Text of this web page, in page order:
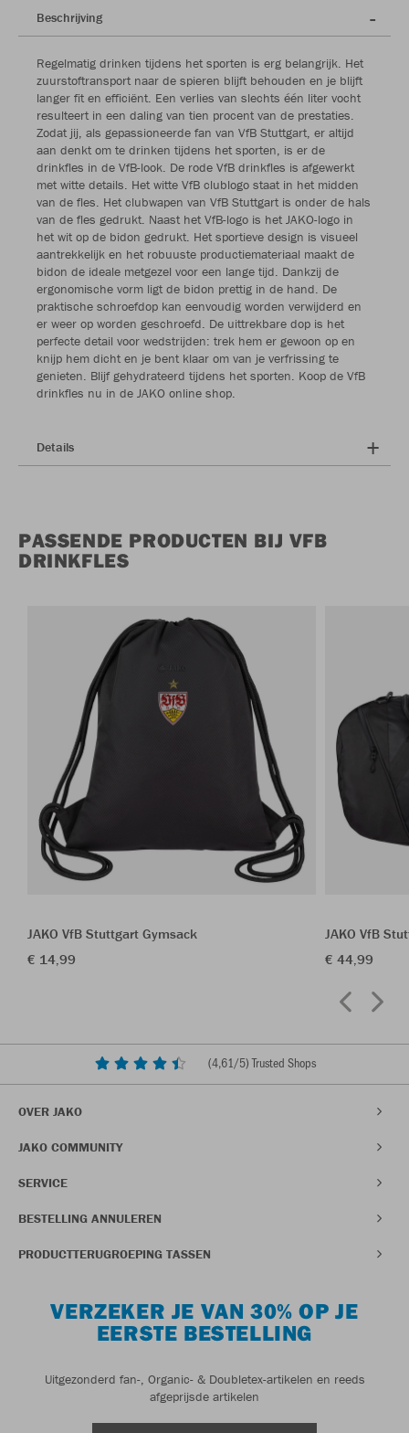
Beschrijving
Regelmatig drinken tijdens het sporten is erg belangrijk. Het
zuurstoftransport naar de spieren blijft behouden en je blijft
langer fit en efficiënt. Een verlies van slechts één liter vocht
resulteert in een daling van tien procent van de prestaties.
Zodat jij, als gepassioneerde fan van VfB Stuttgart, er altijd
aan denkt om te drinken tijdens het sporten, is er de
drinkfles in de VfB-look. De rode VfB drinkfles is afgewerkt
met witte details. Het witte VfB clublogo staat in het midden
van de fles. Het clubwapen van VfB Stuttgart is onder de hals
van de fles gedrukt. Naast het VfB-logo is het JAKO-logo in
het wit op de bidon gedrukt. Het sportieve design is visueel
aantrekkelijk en het robuuste productiemateriaal maakt de
bidon de ideale metgezel voor een lange tijd. Dankzij de
ergonomische vorm ligt de bidon prettig in de hand. De
praktische schroefdop kan eenvoudig worden verwijderd en
er weer op worden geschroefd. De uittrekbare dop is het
perfecte detail voor wedstrijden: trek hem er gewoon op en
knijp hem dicht en je bent klaar om van je verfrissing te
genieten. Blijf gehydrateerd tijdens het sporten. Koop de VfB
drinkfles nu in de JAKO online shop.
Details
PASSENDE PRODUCTEN BIJ VFB
DRINKFLES
JAKO VfB Stuttgart Gymsack
€ 14,99
JAKO VfB
€ 44,99
(4,61/5) Trusted Shops
OVER JAKO
JAKO COMMUNITY
SERVICE
BESTELLING ANNULEREN
PRODUCTTERUGROEPING TASSEN
VERZEKER JE VAN 30% OP JE
EERSTE BESTELLING
Uitgezonderd fan-, Organic- & Doubletex-artikelen en reeds
afgeprijsde artikelen